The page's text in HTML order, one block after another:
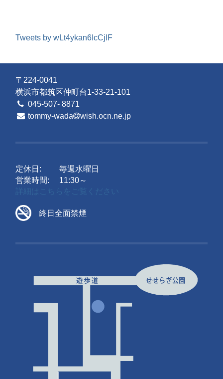
Tweets by wLt4ykan6IcCjIF
〒224-0041
横浜市都筑区仲町台1-33-21-101
045-507- 8871
tommy-wada
wish.ocn.ne.jp
定休日:
毎週水曜日
営業時間:
11:30～
詳細はこちらをご覧ください
終日全面禁煙